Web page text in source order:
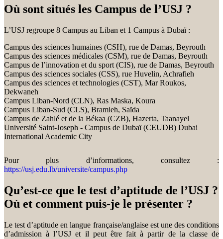
Où sont situés les Campus de l’USJ ?
L’USJ regroupe 8 Campus au Liban et 1 Campus à Dubaï :
Campus des sciences humaines (CSH), rue de Damas, Beyrouth
Campus des sciences médicales (CSM), rue de Damas, Beyrouth
Campus de l’innovation et du sport (CIS), rue de Damas, Beyrouth
Campus des sciences sociales (CSS), rue Huvelin, Achrafieh
Campus des sciences et technologies (CST), Mar Roukos,
Dekwaneh
Campus Liban-Nord (CLN), Ras Maska, Koura
Campus Liban-Sud (CLS), Bramieh, Saïda
Campus de Zahlé et de la Békaa (CZB), Hazerta, Taanayel
Université Saint-Joseph - Campus de Dubaï (CEUDB) Dubai
International Academic City
Pour plus d’informations, consultez :
https://usj.edu.lb/universite/campus.php
Qu’est-ce que le test d’aptitude de l’USJ ?
Où et comment puis-je le présenter ?
Le test d’aptitude en langue française/anglaise est une des conditions
d’admission à l’USJ et il peut être fait à partir de la classe de